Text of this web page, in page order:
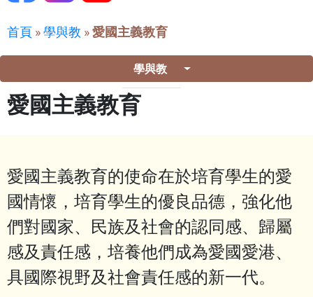
首頁 »學與教 »愛國主義教育
學與教
愛國主義教育
愛國主義教育的使命在於培育學生的愛
國情懷，培育學生的優良品德，強化他
們對國家、民族及社會的認同感、歸屬
感及責任感，培養他們成為愛國愛港、
具國際視野及社會責任感的新一代。